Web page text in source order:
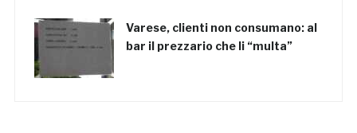
Varese, clienti non consumano: al
bar il prezzario che li “multa”